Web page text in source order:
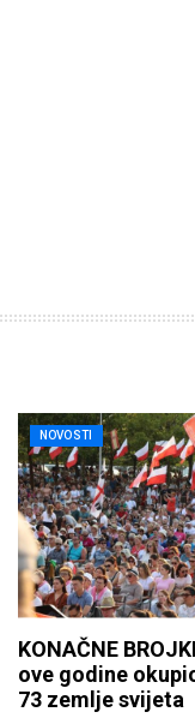
NOVOSTI
KONAČNE
ove godine
73 zemlje svijeta